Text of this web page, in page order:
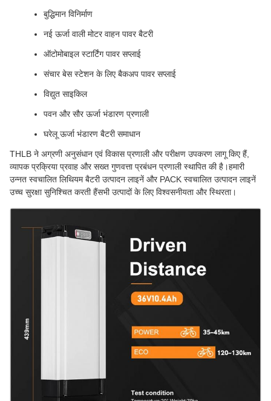
बुद्धिमान विनिर्माण
नई ऊर्जा वाली मोटर वाहन पावर बैटरी
ऑटोमोबाइल स्टार्टिंग पावर सप्लाई
संचार बेस स्टेशन के लिए बैकअप पावर सप्लाई
विद्युत साइकिल
पवन और सौर ऊर्जा भंडारण प्रणाली
घरेलू ऊर्जा भंडारण बैटरी समाधान
THLB ने अग्रणी अनुसंधान एवं विकास प्रणाली और परीक्षण उपकरण लागू किए हैं,
व्यापक प्रक्रिया प्रवाह और सख्त गुणवत्ता प्रबंधन प्रणाली स्थापित की है।हमारी
उन्नत स्वचालित लिथियम बैटरी उत्पादन लाइनें और PACK स्वचालित उत्पादन लाइनें
उच्च सुरक्षा सुनिश्चित करती हैंसभी उत्पादों के लिए विश्वसनीयता और स्थिरता।